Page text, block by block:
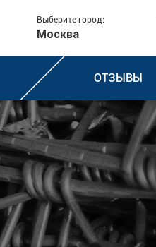
Выберите город:
Москва
ОТЗЫВЫ